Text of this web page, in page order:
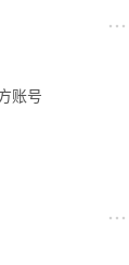
助，缅怀与
中红军通过
东北。我们
账号